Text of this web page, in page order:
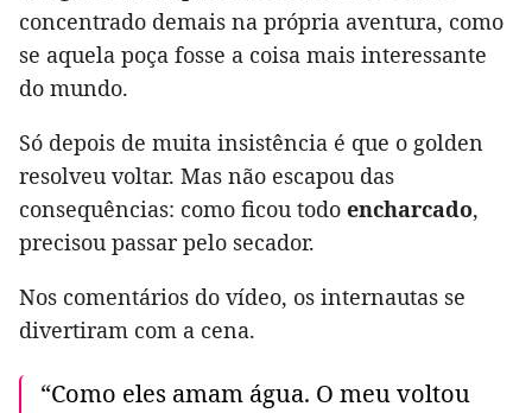
concentrado demais na própria aventura, como
se aquela poça fosse a coisa mais interessante
do mundo.
Só depois de muita insistência é que o golden
resolveu voltar. Mas não escapou das
consequências: como ficou todo encharcado,
precisou passar pelo secador.
Nos comentários do vídeo, os internautas se
divertiram com a cena.
“Como eles amam água. O meu voltou